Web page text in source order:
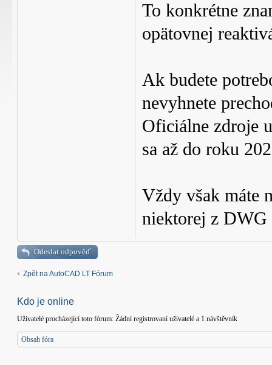
To konkrétne
opätovnej
Ak budete
nevyhnete
Oficiálne zdroje
sa až do roku
Vždy však máte
niektorej z DWG
Odeslat odpověď
Zpět na AutoCAD LT Fórum
Kdo je online
Uživatelé procházející toto fórum: Žádní registrovaní uživatelé a 1 návštěvník
Obsah fóra